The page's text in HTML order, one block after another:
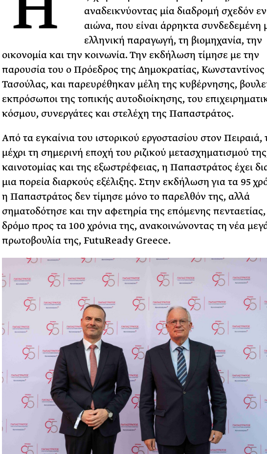
αναδεικνύοντας μία διαδρομή σχεδόν
αιώνα, που είναι άρρηκτα συνδεδεμένη
ελληνική παραγωγή, τη βιομηχανία, την
οικονομία και την κοινωνία. Την εκδήλωση τίμησε με την
παρουσία του ο Πρόεδρος της Δημοκρατίας, Κωνσταντίνος
Τασούλας, και παρευρέθηκαν μέλη της κυβέρνησης,
εκπρόσωποι της τοπικής αυτοδιοίκησης, του
κόσμου, συνεργάτες και στελέχη της Παπαστράτος.
Από τα εγκαίνια του ιστορικού εργοστασίου στον Πειραιά,
μέχρι τη σημερινή εποχή του ριζικού μετασχηματισμού
καινοτομίας και της εξωστρέφειας, η Παπαστράτος έχει
μια πορεία διαρκούς εξέλιξης. Στην εκδήλωση για τα 95
η Παπαστράτος δεν τίμησε μόνο το παρελθόν της, αλλά
σηματοδότησε και την αφετηρία της επόμενης
δρόμο προς τα 100 χρόνια της, ανακοινώνοντας τη νέα
πρωτοβουλία της, FutuReady Greece.
ΡΙΑ ΣΠΥΡΟΥ